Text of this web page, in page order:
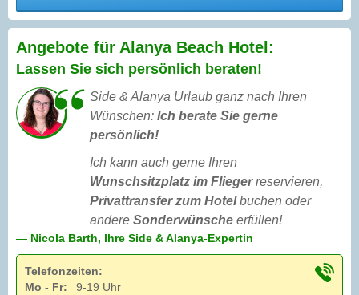
Angebote für Alanya Beach Hotel:
Lassen Sie sich persönlich beraten!
Side & Alanya Urlaub ganz nach Ihren
Wünschen: Ich berate Sie gerne
persönlich!
Ich kann auch gerne Ihren
Wunschsitzplatz im Fliegerreservieren,
Privattransfer zum Hotelbuchen oder
andere Sonderwünsche erfüllen!
— Nicola Barth, Ihre Side & Alanya-Expertin
Telefonzeiten:
Mo - Fr:
9-19 Uhr